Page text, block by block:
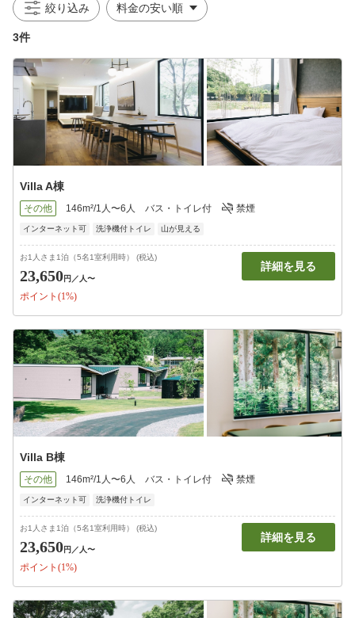
絞り込み
3件
Villa A棟
その他 146m²/1人〜6人 バス・トイレ付 禁煙
インターネット可 洗浄機付トイレ 山が見える
お1人さま1泊（5名1室利用時） (税込)
23,650円 ／人〜
ポイント(1%)
詳細を見る
Villa B棟
その他 146m²/1人〜6人 バス・トイレ付 禁煙
インターネット可 洗浄機付トイレ
お1人さま1泊（5名1室利用時） (税込)
23,650円 ／人〜
ポイント(1%)
詳細を見る